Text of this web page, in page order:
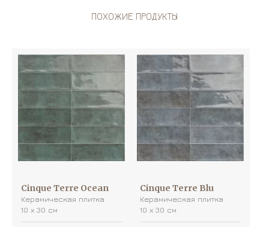
ПОХОЖИЕ ПРОДУКТЫ
Cinque Terre Ocean
Керамическая плитка
10 х 30 см
Cinque Terre Blu
Керамическая плитка
10 х 30 см